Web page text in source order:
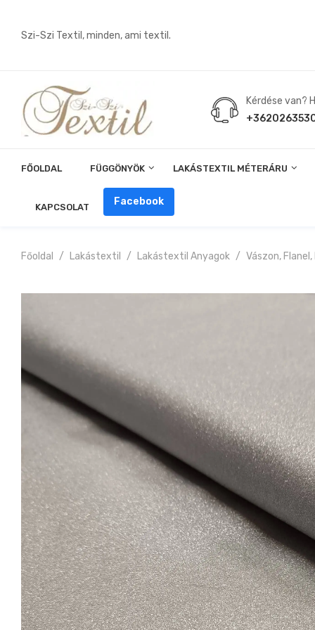
Szi-Szi Textil, minden, ami textil.
Kérdése van?
FŐOLDAL FÜGGÖNYÖK LAKÁSTEXTIL MÉTERÁRU
KAPCSOLAT Facebook
Főoldal Lakástextil Lakástextil Anyagok Vászon,